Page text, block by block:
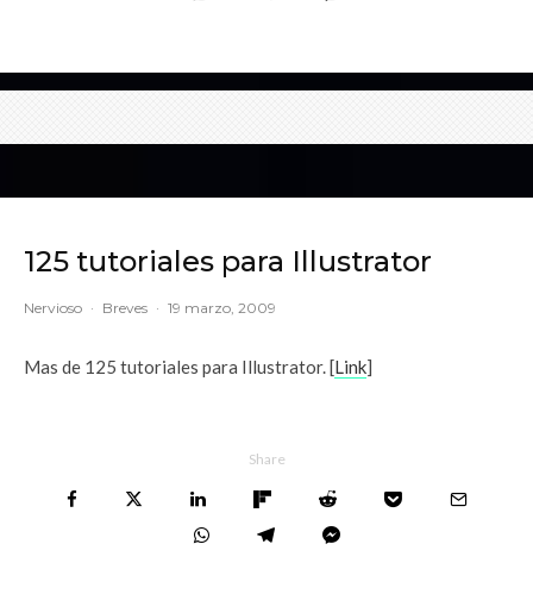
125 tutoriales para Illustrator
Nervioso · Breves · 19 marzo, 2009
Mas de 125 tutoriales para Illustrator. [Link]
Share